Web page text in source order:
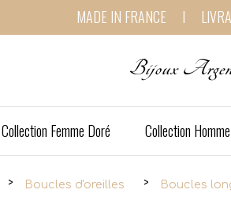
MADE IN FRANCE I
Bijoux
Collection Femme Doré Collection Homme
Boucles d'oreilles Boucles